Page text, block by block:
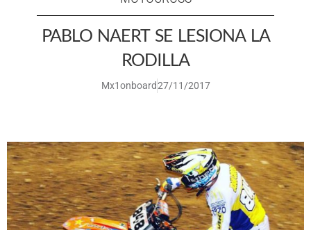
PABLO NAERT SE LESIONA LA
RODILLA
Mx1onboard27/11/2017